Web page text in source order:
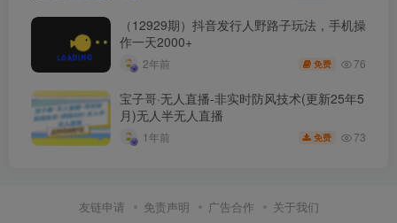
（12929期）抖音发行人野路子玩法，手机操
作一天2000+
2年前 免费 76
宝子哥·无人直播-非实时防风技术(更新25年5
月)无人半无人直播
1年前 免费 73
友链申请 免责声明 广告合作 关于我们